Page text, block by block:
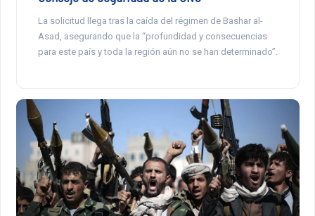
La solicitud llega tras la caída del régimen de Bashar al-
Asad, asegurando que la “profundidad y consecuencias
para este país y toda la región aún no se han determinado”.